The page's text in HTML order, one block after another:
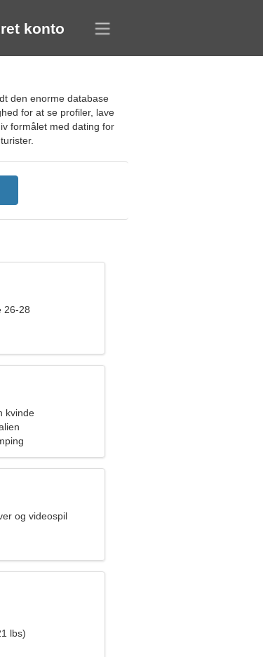
konto
den enorme database
for at se profiler, lave
formålet med dating for
26-28
kvinde
og videospil
lbs)